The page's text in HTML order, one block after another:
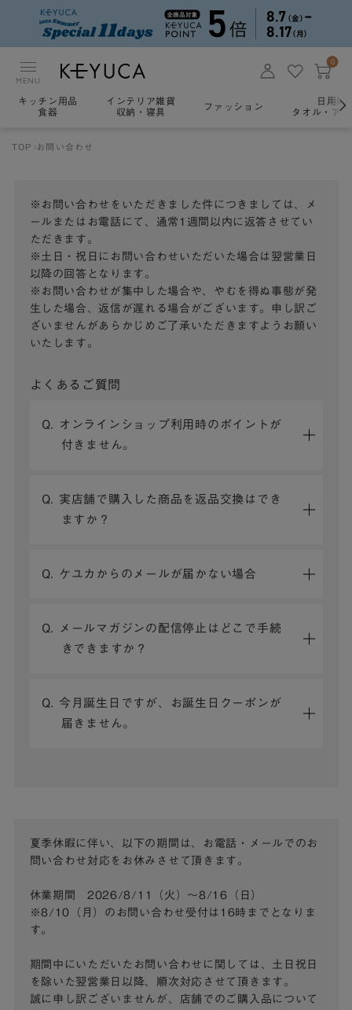
MENU
0
キッチン用品
食器
インテリア雑貨
収納・寝具
ファッション
日用雑
タオル・ア
TOP お問い合わせ
※お問い合わせをいただきました件につきましては、メ
ールまたはお電話にて、通常1週間以内に返答させてい
ただきます。
※土日・祝日にお問い合わせいただいた場合は翌営業日
以降の回答となります。
※お問い合わせが集中した場合や、やむを得ぬ事態が発
生した場合、返信が遅れる場合がございます。申し訳ご
ざいませんがあらかじめご了承いただきますようお願い
いたします。
よくあるご質問
Q. オンラインショップ利用時のポイントが
付きません。
Q. 実店舗で購入した商品を返品交換はでき
ますか？
Q. ケユカからのメールが届かない場合
Q. メールマガジンの配信停止はどこで手続
きできますか？
Q. 今月誕生日ですが、お誕生日クーポンが
届きません。
夏季休暇に伴い、以下の期間は、お電話・メールでのお
問い合わせ対応をお休みさせて頂きます。
休業期間 2026/8/11（火）～8/16（日）
※8/10（月）のお問い合わせ受付は16時までとなりま
す。
期間中にいただいたお問い合わせに関しては、土日祝日
を除いた翌営業日以降、順次対応させて頂きます。
誠に申し訳ございませんが、店舗でのご購入品について